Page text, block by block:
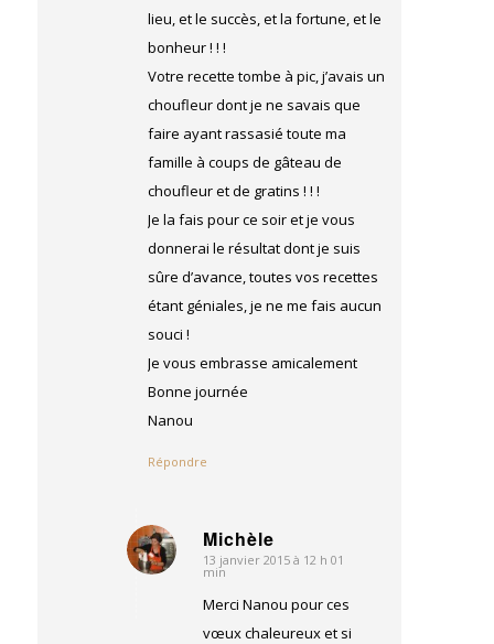
lieu, et le succès, et la fortune, et le
bonheur ! ! !
Votre recette tombe à pic, j’avais un
choufleur dont je ne savais que
faire ayant rassasié toute ma
famille à coups de gâteau de
choufleur et de gratins ! ! !
Je la fais pour ce soir et je vous
donnerai le résultat dont je suis
sûre d’avance, toutes vos recettes
étant géniales, je ne me fais aucun
souci !
Je vous embrasse amicalement
Bonne journée
Nanou
Répondre
Michèle
dit
13 janvier 2015 à 12 h 01
min
Merci Nanou pour ces
vœux chaleureux et si